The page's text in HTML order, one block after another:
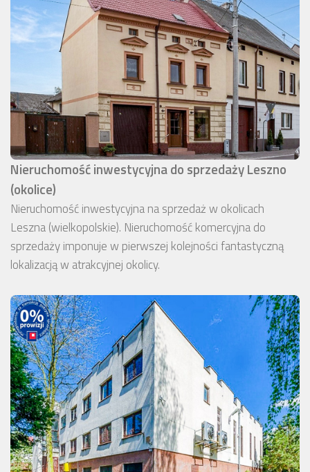
Nieruchomość inwestycyjna do sprzedaży Leszno
(okolice)
Nieruchomość inwestycyjna na sprzedaż w okolicach
Leszna (wielkopolskie). Nieruchomość komercyjna do
sprzedaży imponuje w pierwszej kolejności fantastyczną
lokalizacją w atrakcyjnej okolicy.